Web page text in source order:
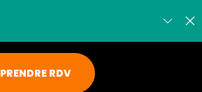
PRENDRE RDV